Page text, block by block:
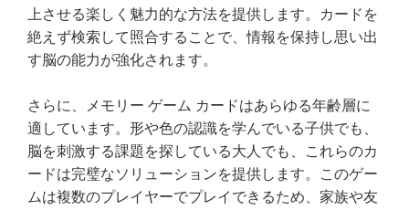
上させる楽しく魅力的な方法を提供します。カードを
絶えず検索して照合することで、情報を保持し思い出
す脳の能力が強化されます。
さらに、メモリー ゲーム カードはあらゆる年齢層に
適しています。形や色の認識を学んでいる子供でも、
脳を刺激する課題を探している大人でも、これらのカ
ードは完璧なソリューションを提供します。このゲー
ムは複数のプレイヤーでプレイできるため、家族や友